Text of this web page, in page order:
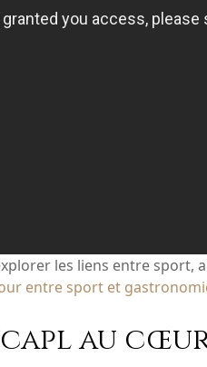
les liens entre sport,
entre sport et
au